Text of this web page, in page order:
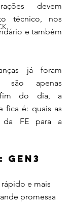
devem
técnico, nos
e também
já foram
são apenas
fim do dia, a
fica é: quais as
da FE para a
e mais
promessa